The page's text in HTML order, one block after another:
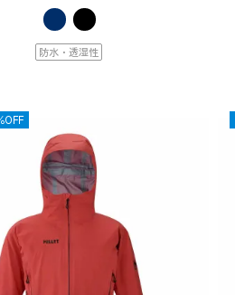
防水・透湿性
OFF